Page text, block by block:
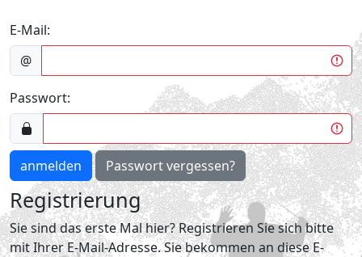
E-Mail:
@
Passwort:
anmelden Passwort vergessen?
Registrierung
Sie sind das erste Mal hier? Registrieren Sie sich bitte
mit Ihrer E-Mail-Adresse. Sie bekommen an diese E-